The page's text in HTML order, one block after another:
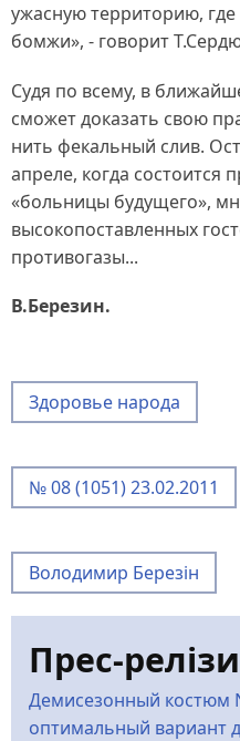
ужасную территорию,
бомжи», - говорит
Судя по всему, в
сможет доказать свою
нить фекальный слив.
апреле, когда состоится
«больницы будущего»,
высокопоставленных
противогазы...
В.Березин.
Здоровье народа
№ 08 (1051) 23.02.2011
Володимир Березін
Прес-релізи
Демисезонный костюм
оптимальный вариант